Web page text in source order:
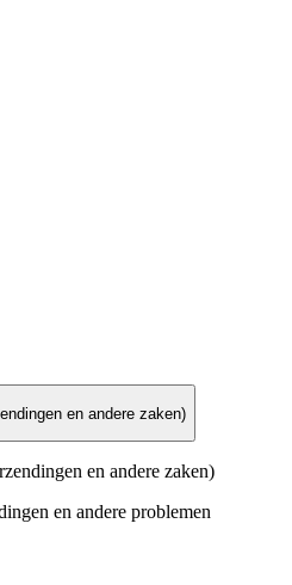
en andere zaken)
en andere zaken)
en andere problemen